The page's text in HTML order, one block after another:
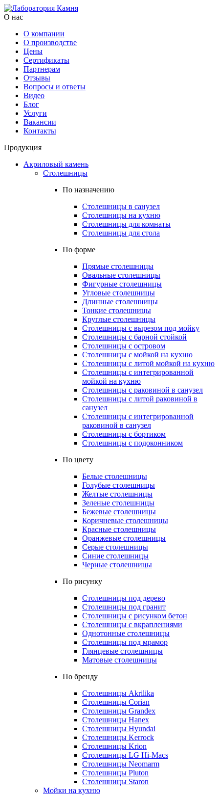
О нас
О компании
О производстве
Цены
Cертификаты
Партнерам
Отзывы
Вопросы и ответы
Видео
Блог
Услуги
Вакансии
Контакты
Продукция
Акриловый камень
Столешницы
По назначению
Столешницы в санузел
Столешницы на кухню
Столешницы для комнаты
Столешницы для стола
По форме
Прямые столешницы
Овальные столешницы
Фигурные столешницы
Угловые столешницы
Длинные столешницы
Тонкие столешницы
Круглые столешницы
Столешницы с вырезом под мойку
Столешницы с барной стойкой
Столешницы с островом
Столешницы с мойкой на кухню
Столешницы с литой мойкой на кухню
Столешницы с интегрированной
мойкой на кухню
Столешницы с раковиной в санузел
Столешницы с литой раковиной в
санузел
Столешницы с интегрированной
раковиной в санузел
Столешницы с бортиком
Столешницы с подоконником
По цвету
Белые столешницы
Голубые столешницы
Желтые столешницы
Зеленые столешницы
Бежевые столешницы
Коричневые столешницы
Красные столешницы
Оранжевые столешницы
Серые столешницы
Синие столешницы
Черные столешницы
По рисунку
Столешницы под дерево
Столешницы под гранит
Столешницы с рисунком бетон
Столешницы с вкраплениями
Однотонные столешницы
Столешницы под мрамор
Глянцевые столешницы
Матовые столешницы
По бренду
Столешницы Akrilika
Столешницы Corian
Столешницы Grandex
Столешницы Hanex
Столешницы Hyundai
Столешницы Kerrock
Столешницы Krion
Столешницы LG Hi-Macs
Столешницы Neomarm
Столешницы Pluton
Столешницы Staron
Мойки на кухню